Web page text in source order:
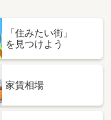
「住みたい街」
を見つけよう
家賃相場